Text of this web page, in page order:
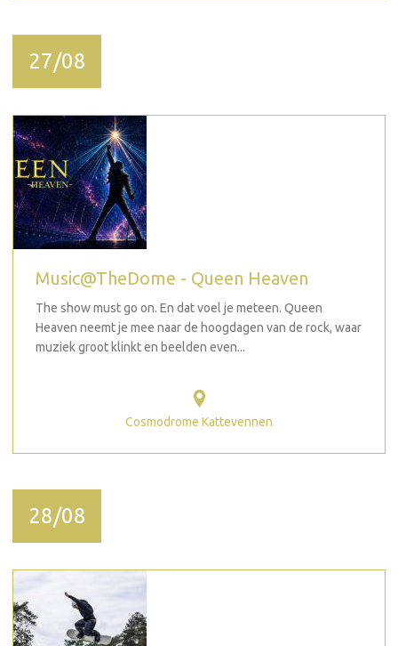
27/08
Music@TheDome - Queen Heaven
The show must go on. En dat voel je meteen. Queen
Heaven neemt je mee naar de hoogdagen van de rock, waar
muziek groot klinkt en beelden even...
Cosmodrome Kattevennen
28/08